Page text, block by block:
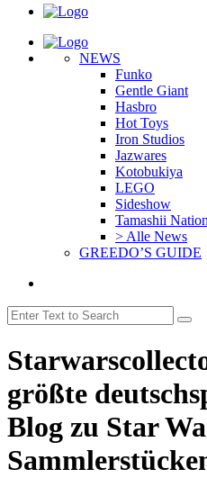
NEWS
Funko
Gentle Giant
Hasbro
Hot Toys
Iron Studios
Jazwares
Kotobukiya
LEGO
Sideshow
Tamashii
> Alle News
GREEDO’S GUIDE
größte
Blog zu Star